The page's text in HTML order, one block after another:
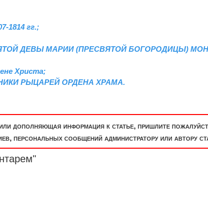
1814 гг.;
ДЕВЫ МАРИИ (ПРЕСВЯТОЙ БОГОРОДИЦЫ)
Христа;
РЫЦАРЕЙ ОРДЕНА ХРАМА.
дополняющая информация к статье, пришлите
персональных сообщений администратору или автору